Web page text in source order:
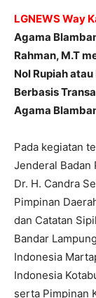
LGNEWS Way
Agama
Rahman, M.T
Nol Rupiah
Berbasis
Agama
Pada kegiatan
Jenderal Badan
Dr. H. Candra
Pimpinan
dan Catatan
Bandar
Indonesia
Indonesia
serta Pimpinan